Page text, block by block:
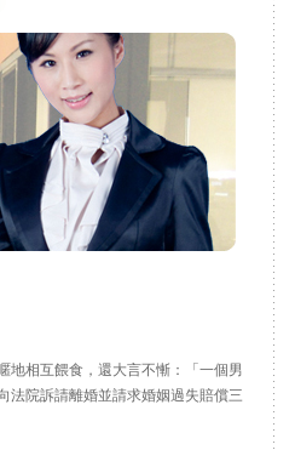
地相互餵食，還大言不慚：「一個男
院訴請離婚並請求婚姻過失賠償三